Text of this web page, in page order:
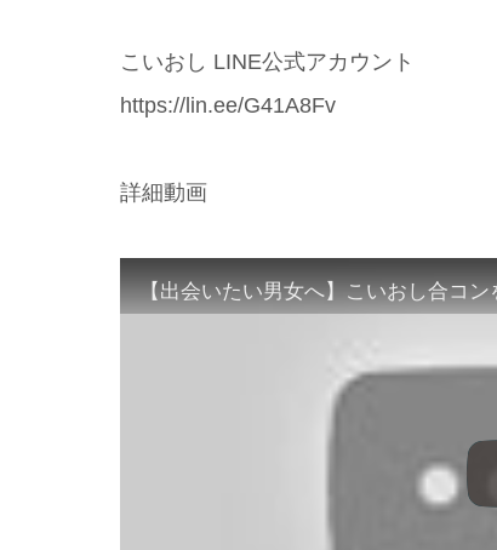
こいおし LINE公式アカウント
https://lin.ee/G41A8Fv
詳細動画
【出会いたい男女へ】こいおし合コン